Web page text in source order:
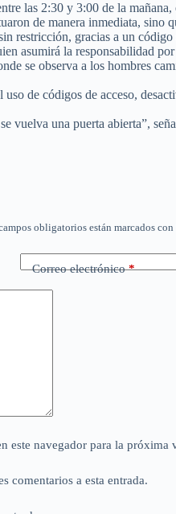
las 2:30 y 3:00 de la
de manera inmediata,
restricción, gracias a un
asumirá la responsabilidad
se observa a los hombres
de códigos de acceso,
vuelva una puerta abierta”,
obligatorios están marcados con
Correo electrónico*
este navegador para la próxima
comentarios a esta entrada.